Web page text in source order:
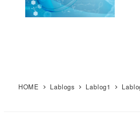
HOME Lablogs Lablog1